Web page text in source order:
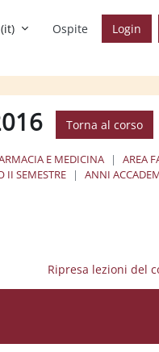
Ospite Login
Torna al corso
E MEDICINA
AREA
II SEMESTRE
ANNI
Ripresa lezioni del